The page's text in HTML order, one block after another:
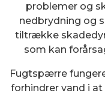
problemer og
nedbrydning og
tiltrække
som kan
Fugtspærre
forhindrer vand i